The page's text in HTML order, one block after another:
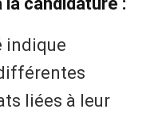
indique
liées à leur